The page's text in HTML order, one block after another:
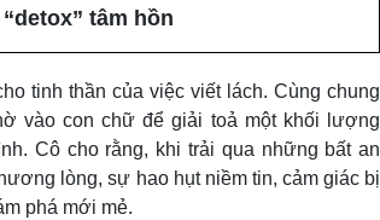
tâm hồn
tinh thần của việc viết lách. Cùng chung
vào con chữ để giải toả một khối lượng
Cô cho rằng, khi trải qua những bất an
lòng, sự hao hụt niềm tin, cảm giác bị
phá mới mẻ.